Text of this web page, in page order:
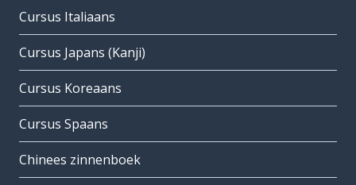
Cursus Italiaans
Cursus Japans (Kanji)
Cursus Koreaans
Cursus Spaans
Chinees zinnenboek